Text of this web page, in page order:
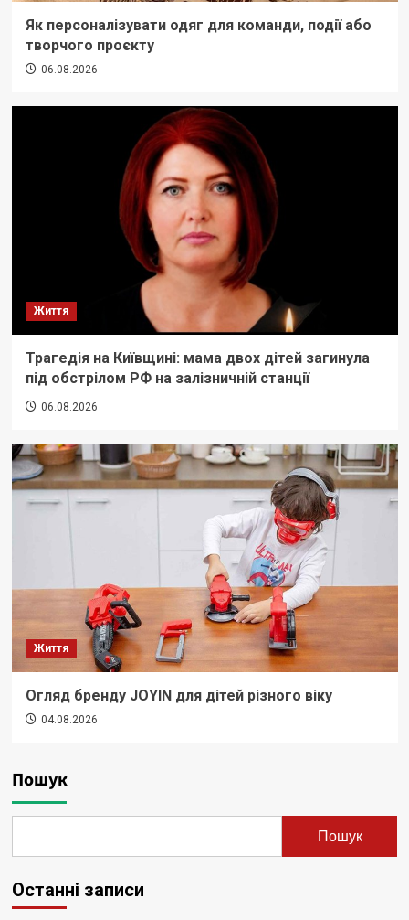
Як персоналізувати одяг для команди, події або
творчого проєкту
06.08.2026
Життя
Трагедія на Київщині: мама двох дітей загинула
під обстрілом РФ на залізничній станції
06.08.2026
Життя
Огляд бренду JOYIN для дітей різного віку
04.08.2026
Пошук
Пошук
Останні записи